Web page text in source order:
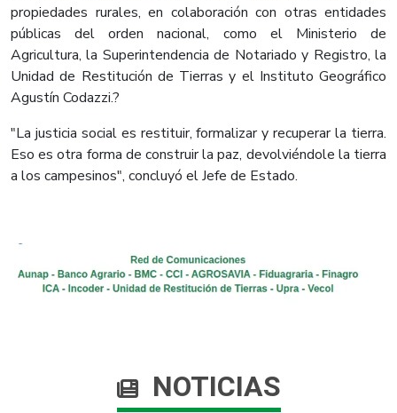
propiedades rurales, en colaboración con otras entidades
públicas del orden nacional, como el Ministerio de
Agricultura, la Superintendencia de Notariado y Registro, la
Unidad de Restitución de Tierras y el Instituto Geográfico
Agustín Codazzi.?
"La justicia social es restituir, formalizar y recuperar la tierra.
Eso es otra forma de construir la paz, devolviéndole la tierra
a los campesinos", concluyó el Jefe de Estado.
NOTICIAS